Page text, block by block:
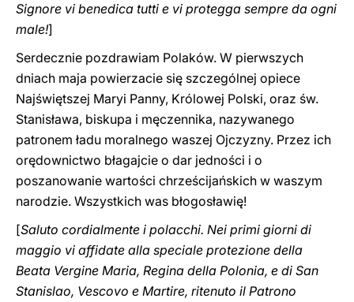
Signore vi benedica tutti e vi protegga ‎sempre da ogni
male!]
Serdecznie pozdrawiam Polaków. W pierwszych
dniach maja powierzacie się szczególnej opiece
Najświętszej Maryi Panny, Królowej Polski, oraz św.
Stanisława, biskupa i męczennika, nazywanego
patronem ładu moralnego waszej Ojczyzny. Przez ich
orędownictwo błagajcie o dar jedności i o
poszanowanie wartości chrześcijańskich w waszym
narodzie. Wszystkich was błogosławię!
[Saluto cordialmente i polacchi. Nei primi giorni di
maggio vi affidate alla speciale protezione della
Beata Vergine Maria, Regina della Polonia, e di San
Stanislao, Vescovo e Martire, ritenuto il Patrono